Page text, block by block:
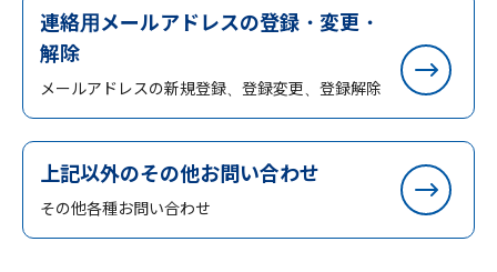
連絡用メールアドレスの登録・変更・
解除
メールアドレスの新規登録、登録変更、登録解除
上記以外のその他お問い合わせ
その他各種お問い合わせ